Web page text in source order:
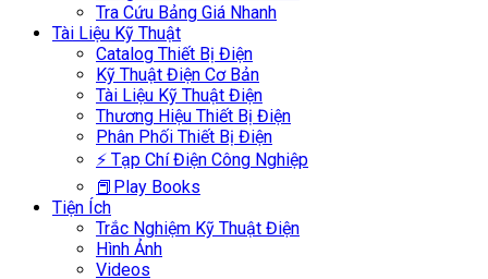
Tra Cứu Bảng Giá Nhanh
Tài Liệu Kỹ Thuật
Catalog Thiết Bị Điện
Kỹ Thuật Điện Cơ Bản
Tài Liệu Kỹ Thuật Điện
Thương Hiệu Thiết Bị Điện
Phân Phối Thiết Bị Điện
⚡ Tạp Chí Điện Công Nghiệp
📕Play Books
Tiện Ích
Trắc Nghiệm Kỹ Thuật Điện
Hình Ảnh
Videos